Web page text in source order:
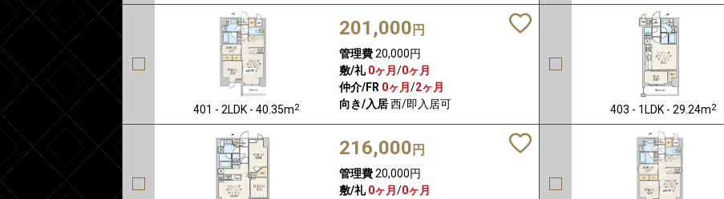
401 - 2LDK - 40.35m2
201,000 円
管理費20,000円
敷/礼 0ヶ月/0ヶ月
仲介/FR 0ヶ月/2ヶ月
向き/入居西/即入居可 403 - 1LDK - 29.24m2
216,000 円
管理費20,000円
敷/礼 0ヶ月/0ヶ月